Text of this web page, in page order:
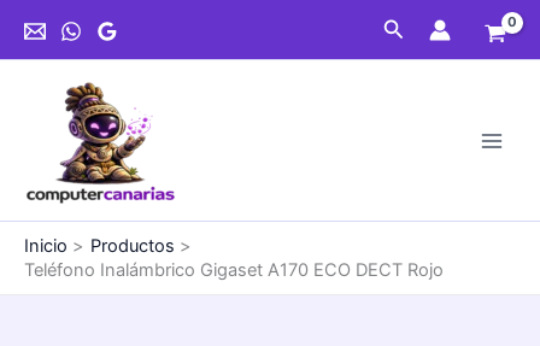
Buscar
Inicio
Productos
Teléfono Inalámbrico Gigaset A170 ECO DECT Rojo